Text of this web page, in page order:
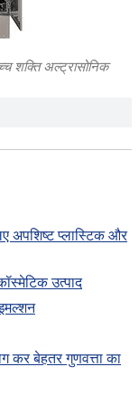
शक्ति अल्ट्रासोनिक
के उच्च तापमान गुणों
सामग्री, खंड 75,
ओंगारबायेव, वाई।;
गॉडबर्ट, एन.
और
हमौ (2023):स्व-
प्रदर्शन कंक्रीट के
प्लास्टिक और
उत्पाद
कर बेहतर गुणवत्ता का